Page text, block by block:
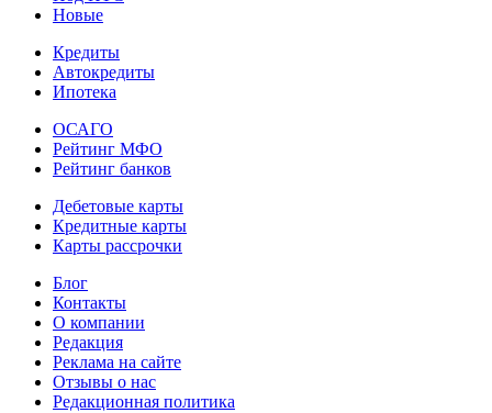
Новые
Кредиты
Автокредиты
Ипотека
ОСАГО
Рейтинг МФО
Рейтинг банков
Дебетовые карты
Кредитные карты
Карты рассрочки
Блог
Контакты
О компании
Редакция
Реклама на сайте
Отзывы о нас
Редакционная политика